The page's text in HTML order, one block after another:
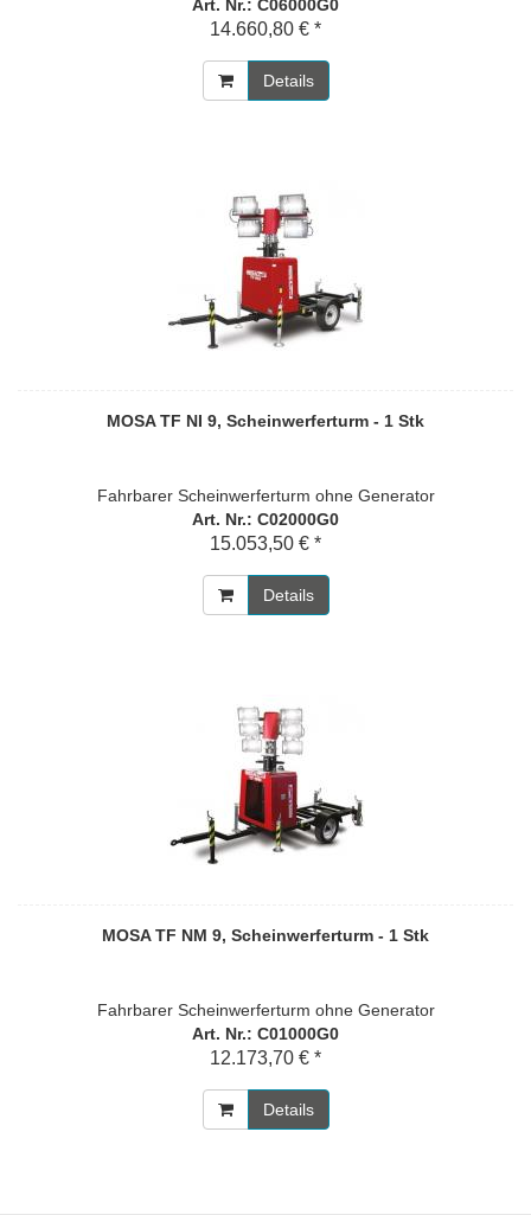
Art. Nr.: C06000G0
14.660,80 € *
Details
MOSA TF NI 9, Scheinwerferturm - 1 Stk
Fahrbarer Scheinwerferturm ohne Generator
Art. Nr.: C02000G0
15.053,50 € *
Details
MOSA TF NM 9, Scheinwerferturm - 1 Stk
Fahrbarer Scheinwerferturm ohne Generator
Art. Nr.: C01000G0
12.173,70 € *
Details